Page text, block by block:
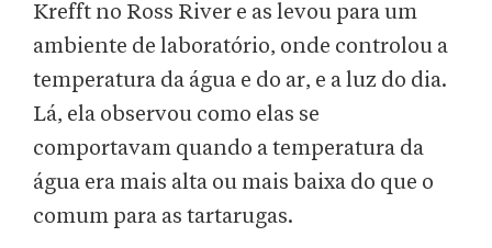
Krefft no Ross River e as levou para um
ambiente de laboratório, onde controlou a
temperatura da água e do ar, e a luz do dia.
Lá, ela observou como elas se
comportavam quando a temperatura da
água era mais alta ou mais baixa do que o
comum para as tartarugas.